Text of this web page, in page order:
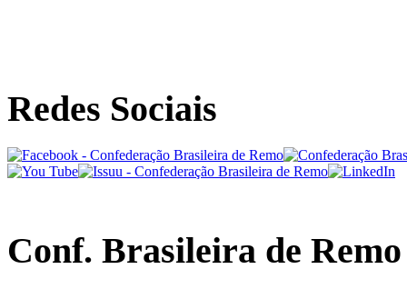
Redes Sociais
Conf. Brasileira de Remo